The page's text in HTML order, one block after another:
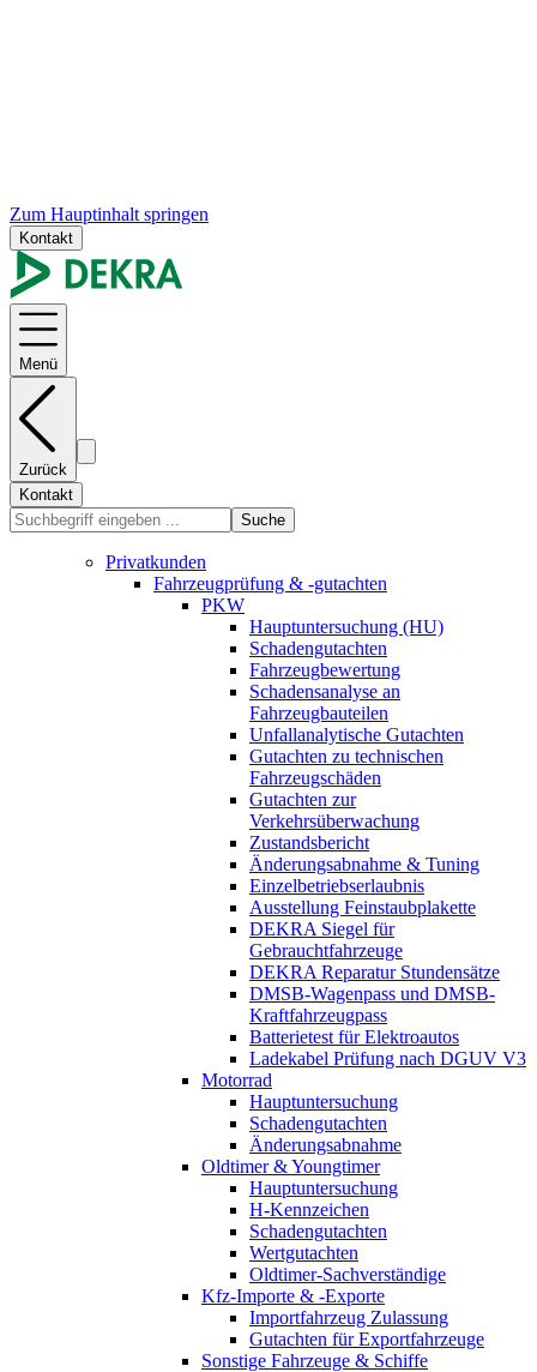
Zum Hauptinhalt springen
Kontakt
Menü
Zurück
Kontakt
Suche
Privatkunden
Fahrzeugprüfung & -gutachten
PKW
Hauptuntersuchung (HU)
Schadengutachten
Fahrzeugbewertung
Schadensanalyse an
Fahrzeugbauteilen
Unfallanalytische Gutachten
Gutachten zu technischen
Fahrzeugschäden
Gutachten zur
Verkehrsüberwachung
Zustandsbericht
Änderungsabnahme & Tuning
Einzelbetriebserlaubnis
Ausstellung Feinstaubplakette
DEKRA Siegel für
Gebrauchtfahrzeuge
DEKRA Reparatur Stundensätze
DMSB-Wagenpass und DMSB-
Kraftfahrzeugpass
Batterietest für Elektroautos
Ladekabel Prüfung nach DGUV V3
Motorrad
Hauptuntersuchung
Schadengutachten
Änderungsabnahme
Oldtimer & Youngtimer
Hauptuntersuchung
H-Kennzeichen
Schadengutachten
Wertgutachten
Oldtimer-Sachverständige
Kfz-Importe & -Exporte
Importfahrzeug Zulassung
Gutachten für Exportfahrzeuge
Sonstige Fahrzeuge & Schiffe